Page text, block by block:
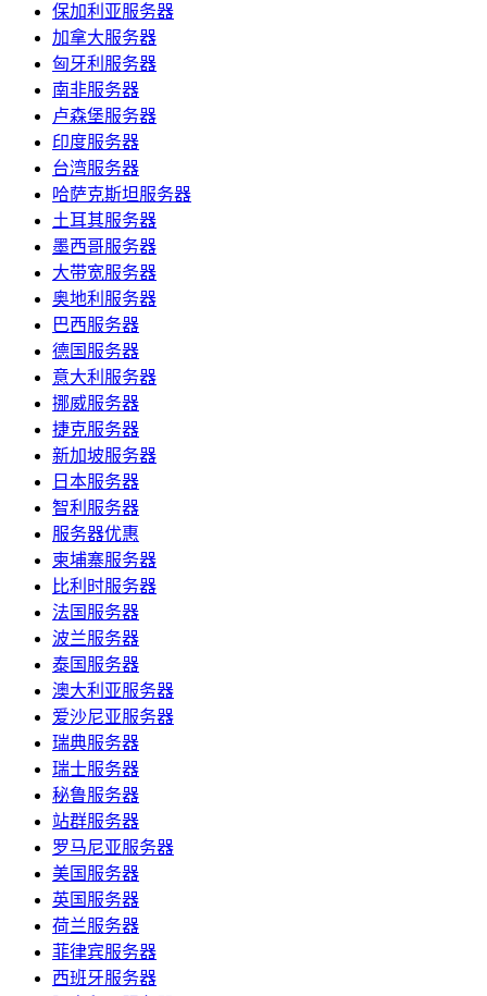
保加利亚服务器
加拿大服务器
匈牙利服务器
南非服务器
卢森堡服务器
印度服务器
台湾服务器
哈萨克斯坦服务器
土耳其服务器
墨西哥服务器
大带宽服务器
奥地利服务器
巴西服务器
德国服务器
意大利服务器
挪威服务器
捷克服务器
新加坡服务器
日本服务器
智利服务器
服务器优惠
柬埔寨服务器
比利时服务器
法国服务器
波兰服务器
泰国服务器
澳大利亚服务器
爱沙尼亚服务器
瑞典服务器
瑞士服务器
秘鲁服务器
站群服务器
罗马尼亚服务器
美国服务器
英国服务器
荷兰服务器
菲律宾服务器
西班牙服务器